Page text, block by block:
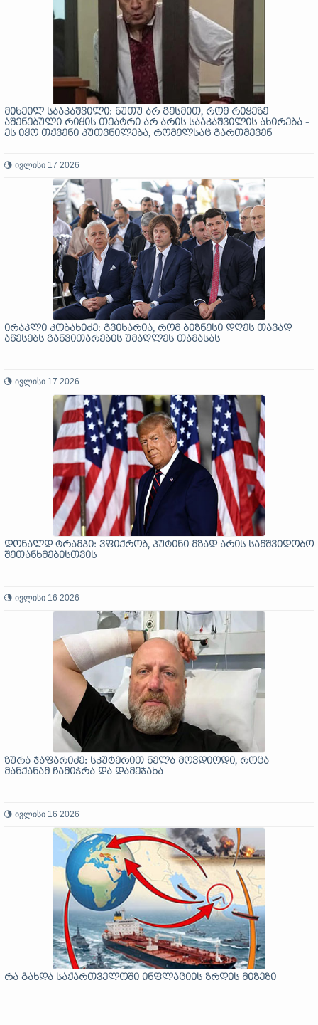
მიხეილ სააკაშვილი: ნუთუ არ გესმით, რომ რიყეზე
აშენებული რიყის თეატრი არ არის სააკაშვილის ახირება -
ეს იყო თქვენი კუთვნილება, რომელსაც გართმევენ
ივლისი 17 2026
ირაკლი კობახიძე: გვიხარია, რომ ბიზნესი დღეს თავად
აწესებს განვითარების უმაღლეს თამასას
ივლისი 17 2026
დონალდ ტრამპი: ვფიქრობ, პუტინი მზად არის სამშვიდობო
შეთანხმებისთვის
ივლისი 16 2026
ზურა ჯაფარიძე: სკუტერით ნელა მოვდიოდი, როცა
მანქანამ ჩამიჭრა და დამეჯახა
ივლისი 16 2026
რა გახდა საქართველოში ინფლაციის ზრდის მიზეზი